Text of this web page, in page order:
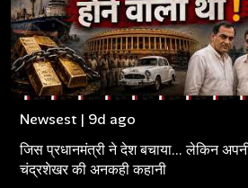
Newsest | 9d ago
जिस प्रधानमंत्री ने देश बचाया... लेकिन
चंद्रशेखर की अनकही कहानी